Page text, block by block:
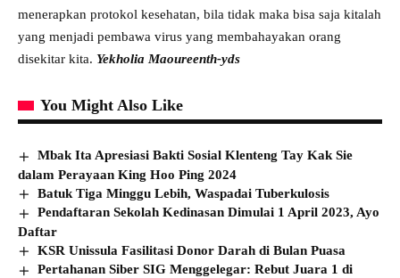
menerapkan protokol kesehatan, bila tidak maka bisa saja kitalah
yang menjadi pembawa virus yang membahayakan orang
disekitar kita. Yekholia Maoureenth-yds
You Might Also Like
Mbak Ita Apresiasi Bakti Sosial Klenteng Tay Kak Sie
dalam Perayaan King Hoo Ping 2024
Batuk Tiga Minggu Lebih, Waspadai Tuberkulosis
Pendaftaran Sekolah Kedinasan Dimulai 1 April 2023, Ayo
Daftar
KSR Unissula Fasilitasi Donor Darah di Bulan Puasa
Pertahanan Siber SIG Menggelegar: Rebut Juara 1 di